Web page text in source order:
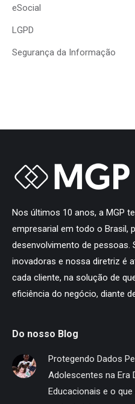
eSocial
LGPD
Segurança da Informação
Nos últimos 10 anos, a MGP
empresarial em todo o Brasil,
desenvolvimento de
inovadoras e nossa diretriz é
cada cliente, na solução de
eficiência do negócio, diante
Do nosso Blog
Protegendo Dados
Adolescentes na Era
Educacionais e o